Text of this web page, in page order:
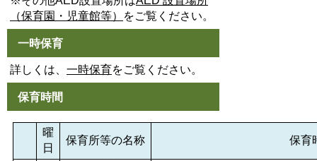
（保育園・児童館等）
をご覧ください。
一時保育
詳しくは、 一時保育をご覧ください。
保育時間
曜
日
保育所等の名称 保育